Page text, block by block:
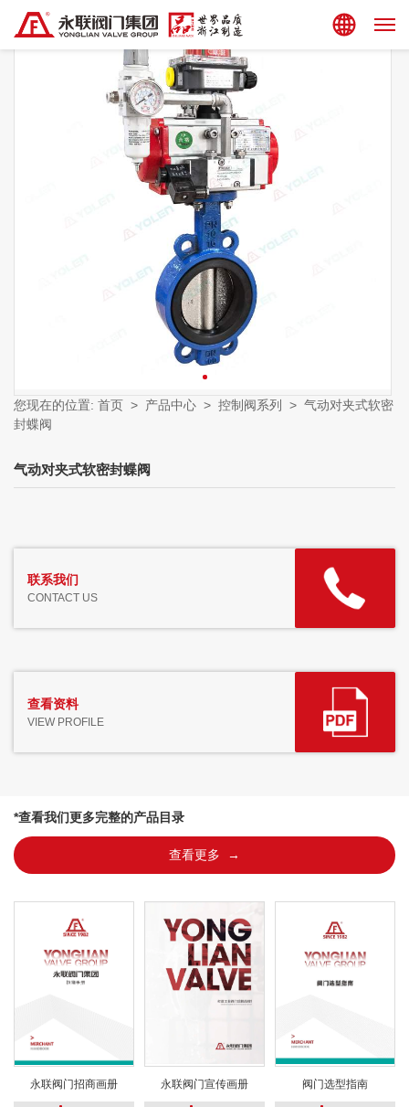
集团站点
您现在的位置: 首页 > 产品中心 > 控制阀系列 > 气动对夹式软密
封蝶阀
气动对夹式软密封蝶阀
联系我们
CONTACT US
查看资料
VIEW PROFILE
*查看我们更多完整的产品目录
查看更多 →
永联阀门招商画册 永联阀门宣传画册 阀门选型指南